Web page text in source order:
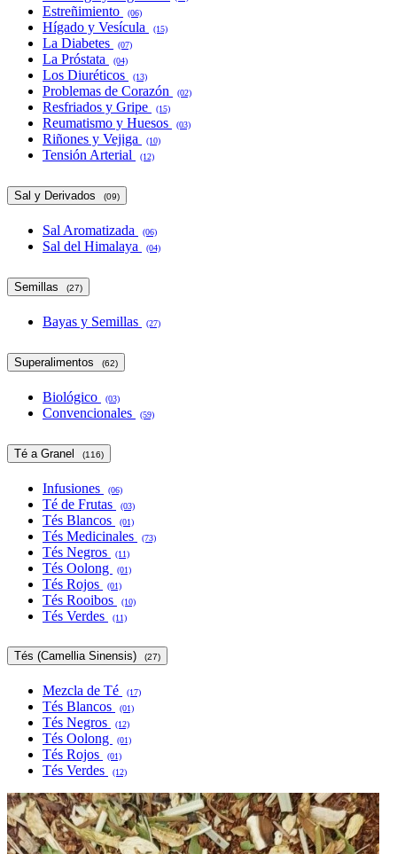
Estreñimiento (06)
Hígado y Vesícula (15)
La Diabetes (07)
La Próstata (04)
Los Diuréticos (13)
Problemas de Corazón (02)
Resfriados y Gripe (15)
Reumatismo y Huesos (03)
Riñones y Vejiga (10)
Tensión Arterial (12)
Sal y Derivados (09)
Sal Aromatizada (06)
Sal del Himalaya (04)
Semillas (27)
Bayas y Semillas (27)
Superalimentos (62)
Biológico (03)
Convencionales (59)
Té a Granel (116)
Infusiones (06)
Té de Frutas (03)
Tés Blancos (01)
Tés Medicinales (73)
Tés Negros (11)
Tés Oolong (01)
Tés Rojos (01)
Tés Rooibos (10)
Tés Verdes (11)
Tés (Camellia Sinensis) (27)
Mezcla de Té (17)
Tés Blancos (01)
Tés Negros (12)
Tés Oolong (01)
Tés Rojos (01)
Tés Verdes (12)